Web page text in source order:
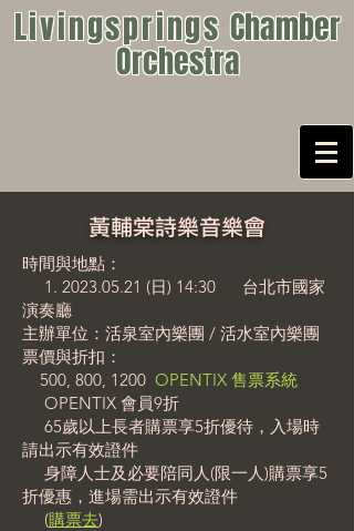
Livingsprings Chamber
Orchestra
黃輔棠詩樂音樂會
時間與地點：
1. 2023.05.21 (日) 14:30 台北市國家
演奏廳
主辦單位：活泉室內樂團 / 活水室內樂團
票價與折扣：
500, 800, 1200 OPENTIX 售票系統
OPENTIX 會員9折
65歲以上長者購票享5折優待，入場時
請出示有效證件
身障人士及必要陪同人(限一人)購票享5
折優惠，進場需出示有效證件
​ (購票去)